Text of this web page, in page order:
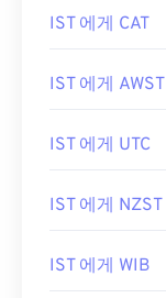
IST 에게 CAT
IST 에게 AWST
IST 에게 UTC
IST 에게 NZST
IST 에게 WIB